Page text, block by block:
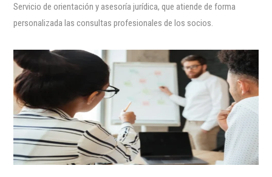
Servicio de orientación y asesoría jurídica, que atiende de forma
personalizada las consultas profesionales de los socios.